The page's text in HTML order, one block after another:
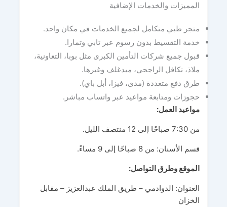
المميزات والخدمات الإضافية
متجر طبي متكامل لجميع الخدمات في مكان واحد.
خدمة التقسيط بدون رسوم عبر تابي وتمارا.
قبول جميع شركات التأمين الكبرى مثل بوبا، التعاونية،
ملاذ، تكافل الراجحي، ميدغلف وغيرها.
طرق دفع متعددة (مدى، فيزا، أبل باي).
حجوزات ومتابعة مواعيد عبر واتساب مباشر.
مواعيد العمل:
من 7:30 صباحًا إلى 12 منتصف الليل.
قسم الأسنان: من 8 صباحًا إلى 9 مساءً.
الموقع وطرق التواصل:
العنوان: الدوادمي – طريق الملك عبدالعزيز – مقابل
الخزان